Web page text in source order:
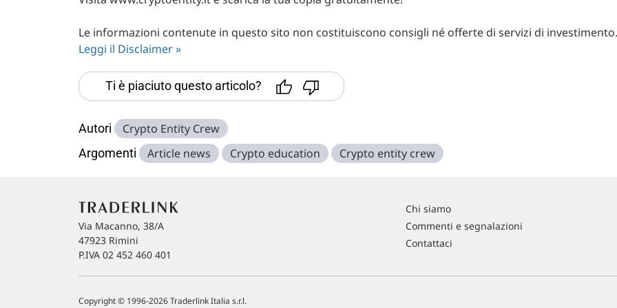
Le informazioni contenute in questo sito non costituiscono consigli né offerte di servizi di investimento.
Leggi il Disclaimer »
Ti è piaciuto questo articolo?
Autori Crypto Entity Crew
Argomenti Article news Crypto education Crypto entity crew
Via Macanno, 38/A
47923 Rimini
P.IVA 02 452 460 401
Chi siamo
Commenti e segnalazioni
Contattaci
Copyright © 1996-2026 Traderlink Italia s.r.l.